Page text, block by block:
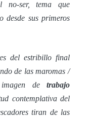
ser, tema que
desde sus primeros
del estribillo final
de las maromas /
de trabajo
contemplativa del
tiran de las